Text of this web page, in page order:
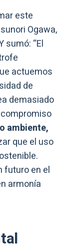
este
Ogawa,
sumó: “El
actuemos
de
demasiado
ambiente,
que el uso
futuro en el
armonía